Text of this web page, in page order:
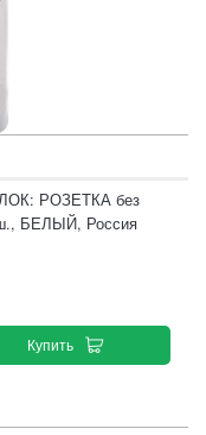
РОЗЕТКА без
БЕЛЫЙ, Россия
Купить